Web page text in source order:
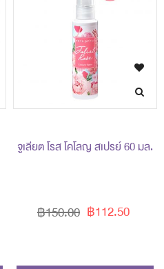
จูเลียต โรส โคโลญ สเปรย์ 60 มล.
฿112.50
฿150.00